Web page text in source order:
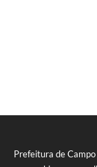
Prefeitura de